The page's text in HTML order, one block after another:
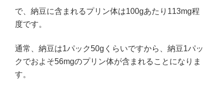
で、納豆に含まれるプリン体は100gあたり113mg程
度です。
通常、納豆は1パック50gくらいですから、納豆1パッ
クでおよそ56mgのプリン体が含まれることになりま
す。